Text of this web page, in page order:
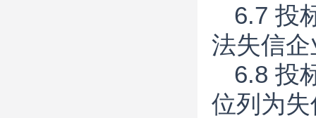
6.7 投
法失信
6.8 投
位列为